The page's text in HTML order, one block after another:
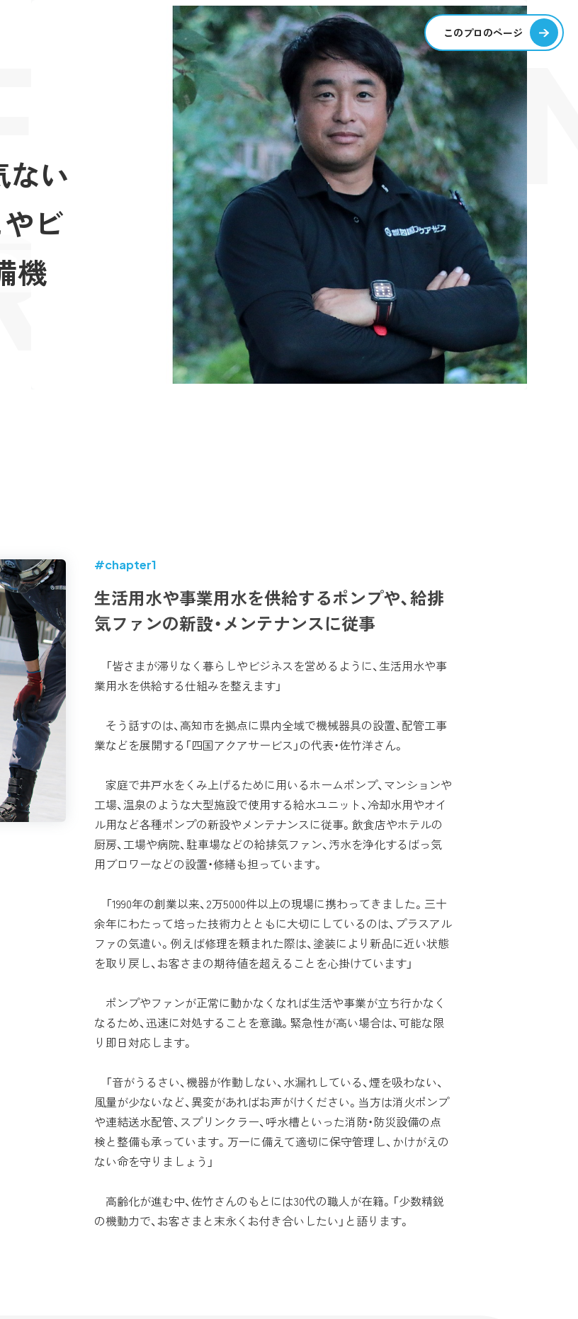
このプロのページ
ない
ビ
機
#chapter1
生活用水や事業用水を供給するポンプや、給排
気ファンの新設・メンテナンスに従事
「皆さまが滞りなく暮らしやビジネスを営めるように、生活用水や事
業用水を供給する仕組みを整えます」
そう話すのは、高知市を拠点に県内全域で機械器具の設置、配管工事
業などを展開する「四国アクアサービス」の代表・佐竹洋さん。
家庭で井戸水をくみ上げるために用いるホームポンプ、マンションや
工場、温泉のような大型施設で使用する給水ユニット、冷却水用やオイ
ル用など各種ポンプの新設やメンテナンスに従事。飲食店やホテルの
厨房、工場や病院、駐車場などの給排気ファン、汚水を浄化するばっ気
用ブロワーなどの設置・修繕も担っています。
「1990年の創業以来、2万5000件以上の現場に携わってきました。三十
余年にわたって培った技術力とともに大切にしているのは、プラスアル
ファの気遣い。例えば修理を頼まれた際は、塗装により新品に近い状態
を取り戻し、お客さまの期待値を超えることを心掛けています」
ポンプやファンが正常に動かなくなれば生活や事業が立ち行かなく
なるため、迅速に対処することを意識。緊急性が高い場合は、可能な限
り即日対応します。
「音がうるさい、機器が作動しない、水漏れしている、煙を吸わない、
風量が少ないなど、異変があればお声がけください。当方は消火ポンプ
や連結送水配管、スプリンクラー、呼水槽といった消防・防災設備の点
検と整備も承っています。万一に備えて適切に保守管理し、かけがえの
ない命を守りましょう」
高齢化が進む中、佐竹さんのもとには30代の職人が在籍。「少数精鋭
の機動力で、お客さまと末永くお付き合いしたい」と語ります。